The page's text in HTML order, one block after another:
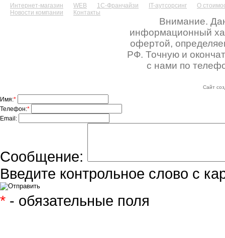
Интернет-магазин WEB 1С-Франчайзи IT-аутсорсинг
О
Новости компании
Контакты
Внимание.
информационный
офертой,
РФ. Точную и
с нами по
Сайт
Имя:*
Телефон:*
Email:
Сообщение:
Введите контрольное слово с
* - обязательные поля